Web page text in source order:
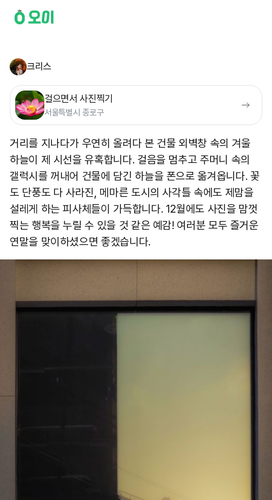
크리스
걸으면서 사진찍기
서울특별시 종로구
거리를 지나다가 우연히 올려다 본 건물 외벽창 속의 겨울
하늘이 제 시선을 유혹합니다. 걸음을 멈추고 주머니 속의
갤럭시를 꺼내어 건물에 담긴 하늘을 폰으로 옮겨옵니다. 꽃
도 단풍도 다 사라진, 메마른 도시의 사각틀 속에도 제맘을
설레게 하는 피사체들이 가득합니다. 12월에도 사진을 맘껏
찍는 행복을 누릴 수 있을 것 같은 예감! 여러분 모두 즐거운
연말을 맞이하셨으면 좋겠습니다. ​